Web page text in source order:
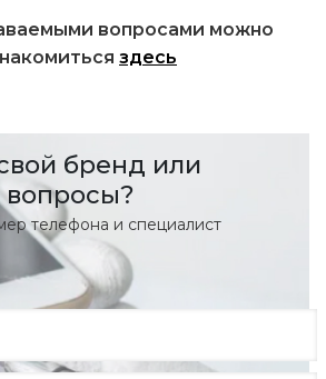
вопросами можно
здесь
бренд или
вопросы?
телефона и специалист